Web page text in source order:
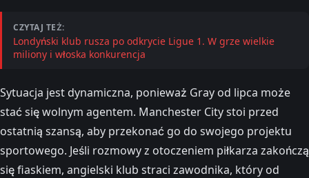
CZYTAJ TEŻ:
Londyński klub rusza po odkrycie Ligue 1. W grze wielkie
miliony i włoska konkurencja
Sytuacja jest dynamiczna, ponieważ Gray od lipca może
stać się wolnym agentem. Manchester City stoi przed
ostatnią szansą, aby przekonać go do swojego projektu
sportowego. Jeśli rozmowy z otoczeniem piłkarza zakończą
się fiaskiem, angielski klub straci zawodnika, który od